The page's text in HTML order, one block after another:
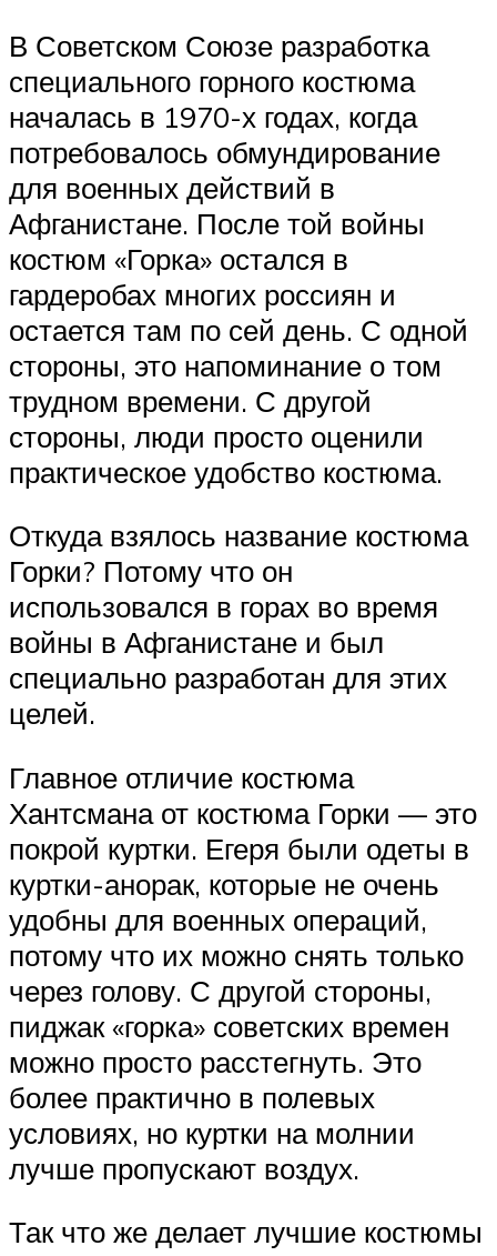
В Советском Союзе разработка
специального горного костюма
началась в 1970-х годах, когда
потребовалось обмундирование
для военных действий в
Афганистане. После той войны
костюм «Горка» остался в
гардеробах многих россиян и
остается там по сей день. С одной
стороны, это напоминание о том
трудном времени. С другой
стороны, люди просто оценили
практическое удобство костюма.
Откуда взялось название костюма
Горки? Потому что он
использовался в горах во время
войны в Афганистане и был
специально разработан для этих
целей.
Главное отличие костюма
Хантсмана от костюма Горки — это
покрой куртки. Егеря были одеты в
куртки-анорак, которые не очень
удобны для военных операций,
потому что их можно снять только
через голову. С другой стороны,
пиджак «горка» советских времен
можно просто расстегнуть. Это
более практично в полевых
условиях, но куртки на молнии
лучше пропускают воздух.
Так что же делает лучшие костюмы